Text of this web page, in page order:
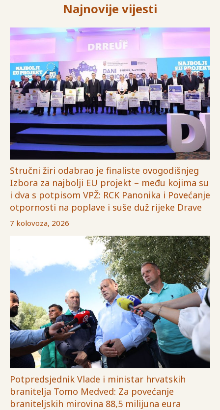
Najnovije vijesti
Stručni žiri odabrao je finaliste ovogodišnjeg
Izbora za najbolji EU projekt – među kojima su
i dva s potpisom VPŽ: RCK Panonika i Povećanje
otpornosti na poplave i suše duž rijeke Drave
7 kolovoza, 2026
Potpredsjednik Vlade i ministar hrvatskih
branitelja Tomo Medved: Za povećanje
braniteljskih mirovina 88,5 milijuna eura